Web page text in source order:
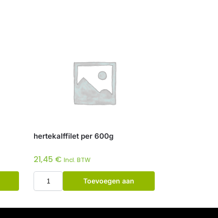
hertekalffilet per 600g
21,45 € Incl. BTW
Toevoegen aan